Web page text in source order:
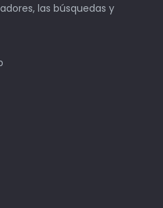
las búsquedas y